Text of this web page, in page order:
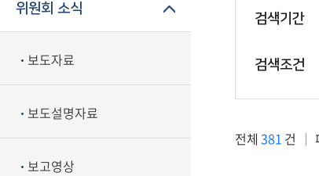
위원회 소식
보도자료
보도설명자료
보고영상
검색기간
검색조건
전체 381 건